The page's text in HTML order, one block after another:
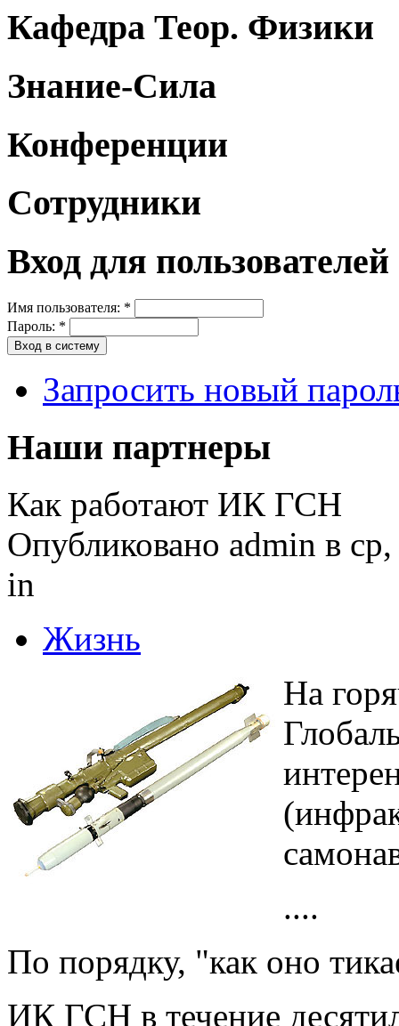
Кафедра Теор. Физики
Знание-Сила
Конференции
Сотрудники
Вход для пользователей
Имя пользователя: *
Пароль: *
Запросить новый
Наши партнеры
Как работают ИК ГСН
Опубликовано admin в
in
Жизнь
На
....
По порядку, "как оно
ИК ГСН в течение